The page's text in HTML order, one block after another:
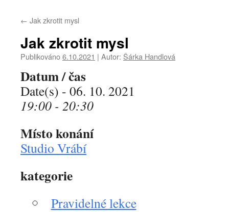
← Jak zkrotit mysl
Jak zkrotit mysl
Publikováno6.10.2021 | Autor: Šárka Handlová
Datum / čas
Date(s) - 06. 10. 2021
19:00 - 20:30
Místo konání
Studio Vrábí
kategorie
Pravidelné lekce